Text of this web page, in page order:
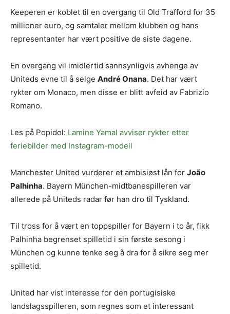
Keeperen er koblet til en overgang til Old Trafford for 35
millioner euro, og samtaler mellom klubben og hans
representanter har vært positive de siste dagene.
En overgang vil imidlertid sannsynligvis avhenge av
Uniteds evne til å selge André Onana. Det har vært
rykter om Monaco, men disse er blitt avfeid av Fabrizio
Romano.
Les på Popidol: Lamine Yamal avviser rykter etter
feriebilder med Instagram-modell
Manchester United vurderer et ambisiøst lån for João
Palhinha. Bayern München-midtbanespilleren var
allerede på Uniteds radar før han dro til Tyskland.
Til tross for å vært en toppspiller for Bayern i to år, fikk
Palhinha begrenset spilletid i sin første sesong i
München og kunne tenke seg å dra for å sikre seg mer
spilletid.
United har vist interesse for den portugisiske
landslagsspilleren, som regnes som et interessant